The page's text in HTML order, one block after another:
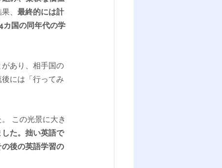
、 最終的には計
カ国の同年代の学
あり、相手国の
には「行ってみ
この光景に大き
た。拙い英語で
後の英語学習の